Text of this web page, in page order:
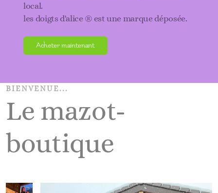
local.
les doigts d'alice ® est une marque déposée.
Acheter maintenant
BIENVENUE...
Le mazot-
boutique